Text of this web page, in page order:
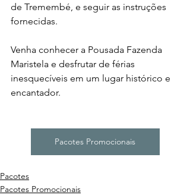
de Tremembé, e seguir as instruções
fornecidas.
Venha conhecer a Pousada Fazenda
Maristela e desfrutar de férias
inesquecíveis em um lugar histórico e
encantador.
Pacotes Promocionais
Pacotes
Pacotes Promocionais